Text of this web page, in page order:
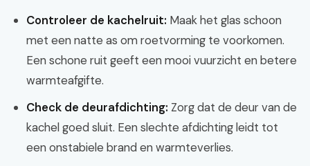
Controleer de kachelruit: Maak het glas schoon
met een natte as om roetvorming te voorkomen.
Een schone ruit geeft een mooi vuurzicht en betere
warmteafgifte.
Check de deurafdichting: Zorg dat de deur van de
kachel goed sluit. Een slechte afdichting leidt tot
een onstabiele brand en warmteverlies.